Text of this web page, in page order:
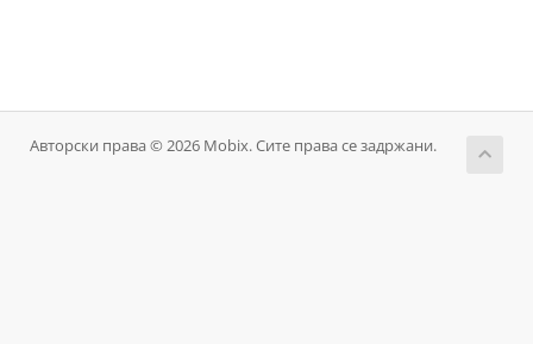
Авторски права © 2026 Mobix. Сите права се задржани.